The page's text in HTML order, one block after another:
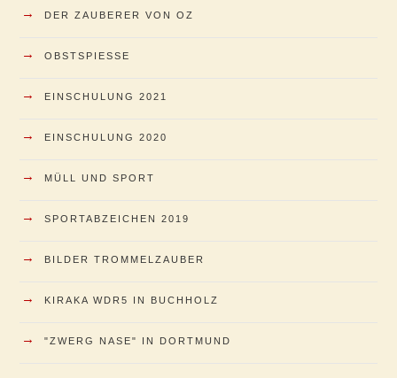
→ DER ZAUBERER VON OZ
→ OBSTSPIESSE
→ EINSCHULUNG 2021
→ EINSCHULUNG 2020
→ MÜLL UND SPORT
→ SPORTABZEICHEN 2019
→ BILDER TROMMELZAUBER
→ KIRAKA WDR5 IN BUCHHOLZ
→ "ZWERG NASE" IN DORTMUND